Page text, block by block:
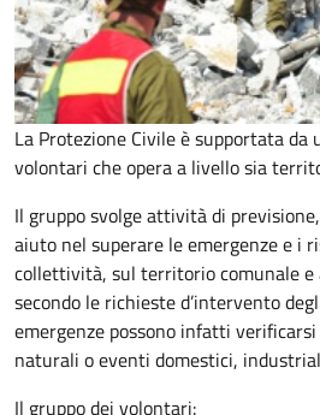
La Protezione Civile è supportata da
volontari che opera a livello sia
Il gruppo svolge attività di
aiuto nel superare le emergenze e i
collettività, sul territorio comunale e
secondo le richieste d’intervento
emergenze possono infatti
naturali o eventi domestici,
Il gruppo dei volontari: